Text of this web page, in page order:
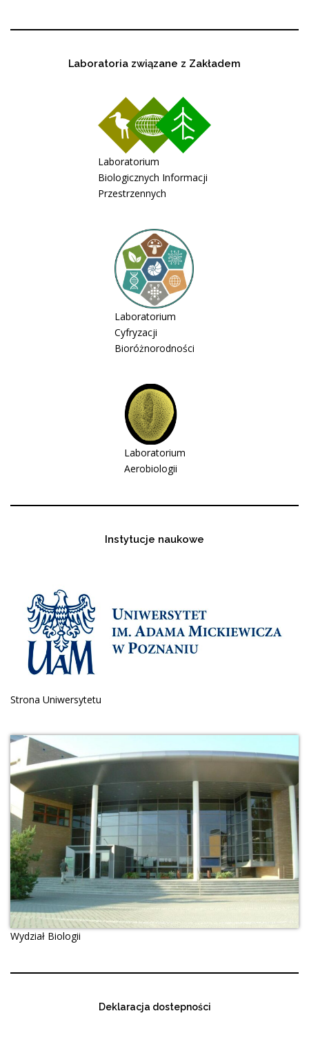
Laboratoria związane z Zakładem
Laboratorium
Biologicznych Informacji
Przestrzennych
Laboratorium
Cyfryzacji
Bioróżnorodności
Laboratorium
Aerobiologii
Instytucje naukowe
Strona Uniwersytetu
Wydział Biologii
Deklaracja dostepności